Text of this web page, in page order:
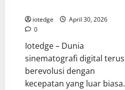
iotedge
April 30, 2026
0
Iotedge – Dunia
sinematografi digital terus
berevolusi dengan
kecepatan yang luar biasa.